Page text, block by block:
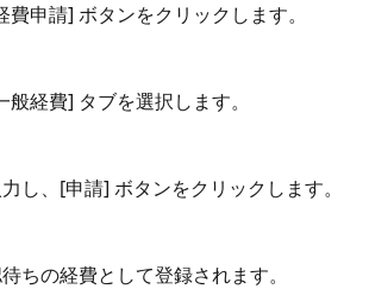
申請] ボタンをクリックします。
経費] タブを選択します。
し、[申請] ボタンをクリックします。
ちの経費として登録されます。